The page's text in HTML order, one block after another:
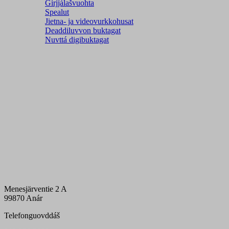
Girjjálašvuohta
Spealut
Jietna- ja videovurkkohusat
Deaddiluvvon buktagat
Nuvttá digibuktagat
Menesjärventie 2 A
99870 Anár
Telefonguovddáš